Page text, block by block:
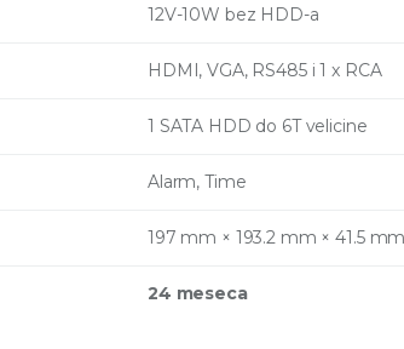
12V-10W bez HDD-a
HDMI, VGA, RS485 i 1 x RCA
1 SATA HDD do 6T velicine
Alarm, Time
197 mm × 193.2 mm × 41.5
24 meseca